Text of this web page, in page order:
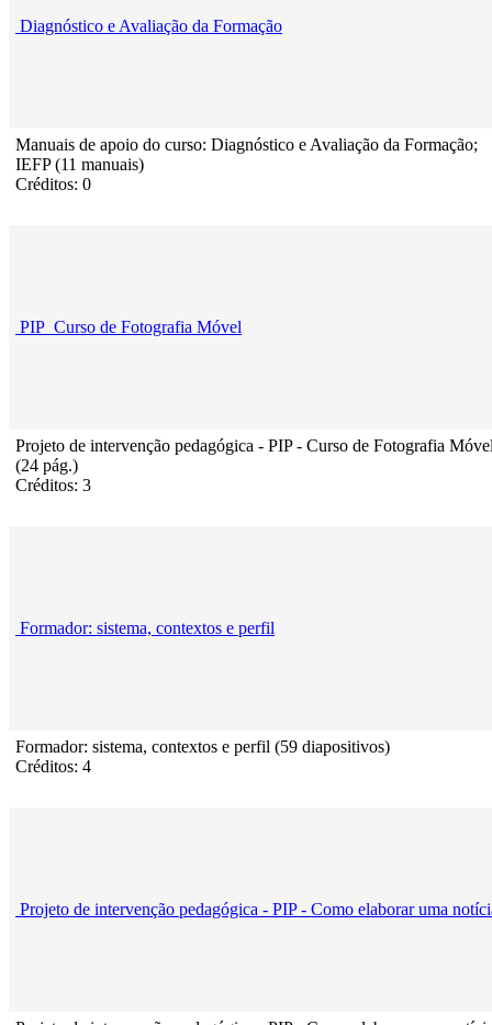
Diagnóstico e Avaliação da Formação
Manuais de apoio do curso: Diagnóstico e Avaliação da Formação;
IEFP (11 manuais)
Créditos: 0
PIP_Curso de Fotografia Móvel
Projeto de intervenção pedagógica - PIP - Curso de Fotografia
(24 pág.)
Créditos: 3
Formador: sistema, contextos e perfil
Formador: sistema, contextos e perfil (59 diapositivos)
Créditos: 4
Projeto de intervenção pedagógica - PIP - Como elaborar uma